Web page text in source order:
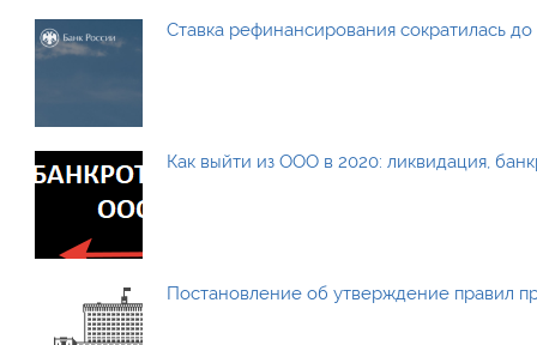
Ставка рефинансирования сократилась
Как выйти из ООО в 2020: ликвидация,
Постановление об утверждение правил